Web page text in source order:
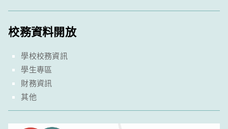
校務資料開放
學校校務資訊
學生專區
財務資訊
其他